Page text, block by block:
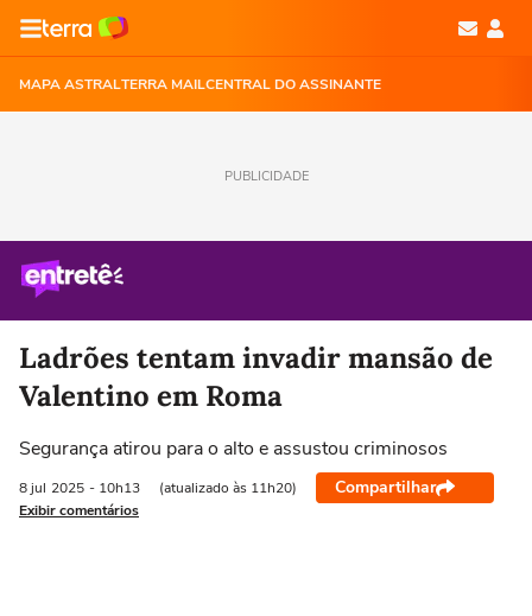
MAPA ASTRALTERRA MAILCENTRAL DO ASSINANTE
PUBLICIDADE
Ladrões tentam invadir mansão de
Valentino em Roma
Segurança atirou para o alto e assustou criminosos
8 jul 2025 - 10h13 (atualizado às 11h20) Compartilhar
Exibir comentários